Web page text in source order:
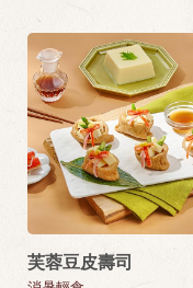
芙蓉豆皮壽司